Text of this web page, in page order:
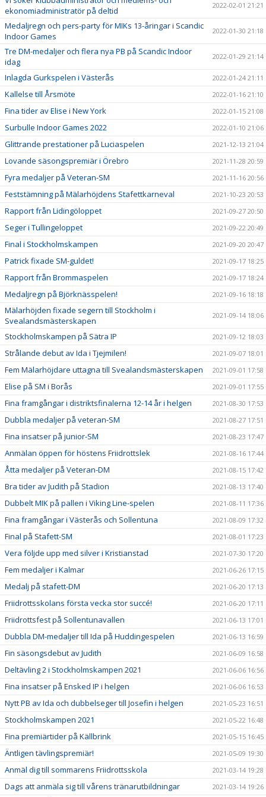
ekonomiadministratör på deltid
2022-02-01 21:21
Medaljregn och pers-party för MIKs 13-åringar i Scandic
Indoor Games
2022-01-30 21:18
Tre DM-medaljer och flera nya PB på Scandic Indoor
idag
2022-01-29 21:14
Inlagda Gurkspelen i Västerås 2022-01-24 21:11
Kallelse till Årsmöte 2022-01-16 21:10
Fina tider av Elise i New York 2022-01-15 21:08
Surbulle Indoor Games 2022 2022-01-10 21:06
Glittrande prestationer på Luciaspelen 2021-12-13 21:04
Lovande säsongspremiär i Örebro 2021-11-28 20:59
Fyra medaljer på Veteran-SM 2021-11-16 20:56
Feststämning på Mälarhöjdens Stafettkarneval 2021-10-23 20:53
Rapport från Lidingöloppet 2021-09-27 20:50
Seger i Tullingeloppet 2021-09-22 20:49
Final i Stockholmskampen 2021-09-20 20:47
Patrick fixade SM-guldet! 2021-09-17 18:25
Rapport från Brommaspelen 2021-09-17 18:24
Medaljregn på Björknässpelen! 2021-09-16 18:18
Mälarhöjden fixade segern till Stockholm i
Svealandsmästerskapen
2021-09-14 18:06
Stockholmskampen på Sätra IP 2021-09-12 18:03
Strålande debut av Ida i Tjejmilen! 2021-09-07 18:01
Fem Mälarhöjdare uttagna till Svealandsmästerskapen 2021-09-01 17:58
Elise på SM i Borås 2021-09-01 17:55
Fina framgångar i distriktsfinalerna 12-14 år i helgen 2021-08-30 17:53
Dubbla medaljer på veteran-SM 2021-08-27 17:51
Fina insatser på junior-SM 2021-08-23 17:47
Anmälan öppen för höstens Friidrottslek 2021-08-16 17:44
Åtta medaljer på Veteran-DM 2021-08-15 17:42
Bra tider av Judith på Stadion 2021-08-13 17:40
Dubbelt MIK på pallen i Viking Line-spelen 2021-08-11 17:36
Fina framgångar i Västerås och Sollentuna 2021-08-09 17:32
Final på Stafett-SM 2021-08-01 17:23
Vera följde upp med silver i Kristianstad 2021-07-30 17:20
Fem medaljer i Kalmar 2021-06-26 17:15
Medalj på stafett-DM 2021-06-20 17:13
Friidrottsskolans första vecka stor succé! 2021-06-20 17:11
Friidrottsfest på Sollentunavallen 2021-06-13 17:01
Dubbla DM-medaljer till Ida på Huddingespelen 2021-06-13 16:59
Fin säsongsdebut av Judith 2021-06-09 16:58
Deltävling 2 i Stockholmskampen 2021 2021-06-06 16:56
Fina insatser på Ensked IP i helgen 2021-06-06 16:53
Nytt PB av Ida och dubbelseger till Josefin i helgen 2021-05-23 16:51
Stockholmskampen 2021 2021-05-22 16:48
Fina premiärtider på Källbrink 2021-05-15 16:45
Äntligen tävlingspremiär! 2021-05-09 19:30
Anmäl dig till sommarens Friidrottsskola 2021-03-14 19:28
Dags att anmäla sig till vårens tränarutbildningar 2021-03-14 19:26